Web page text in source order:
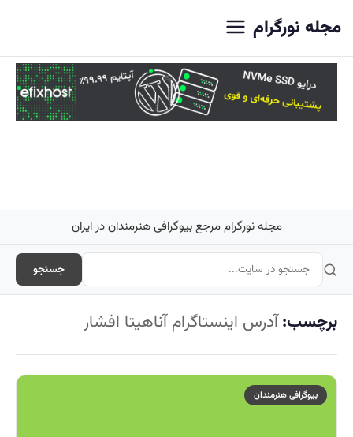
مجله نورگرام
مجله نورگرام مرجع بیوگرافی هنرمندان در ایران
جستجو
برچسب:آدرس اینستاگرام آناهیتا افشار
بیوگرافی هنرمندان